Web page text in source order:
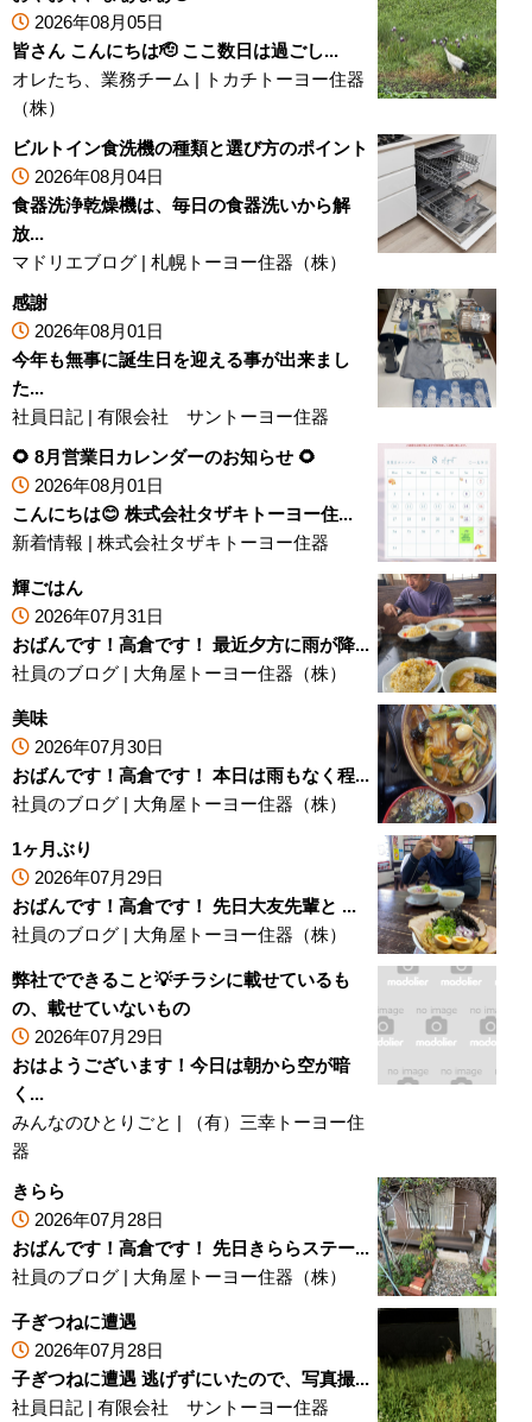
2026年08月05日
皆さん こんにちは🫡 ここ数日は過ごし...
オレたち、業務チーム | トカチトーヨー住器
（株）
ビルトイン食洗機の種類と選び方のポイント
2026年08月04日
食器洗浄乾燥機は、毎日の食器洗いから解
放...
マドリエブログ | 札幌トーヨー住器（株）
感謝
2026年08月01日
今年も無事に誕生日を迎える事が出来まし
た...
社員日記 | 有限会社 サントーヨー住器
🌻 8月営業日カレンダーのお知らせ 🌻
2026年08月01日
こんにちは😊 株式会社タザキトーヨー住...
新着情報 | 株式会社タザキトーヨー住器
輝ごはん
2026年07月31日
おばんです！高倉です！ 最近夕方に雨が降...
社員のブログ | 大角屋トーヨー住器（株）
美味
2026年07月30日
おばんです！高倉です！ 本日は雨もなく程...
社員のブログ | 大角屋トーヨー住器（株）
1ヶ月ぶり
2026年07月29日
おばんです！高倉です！ 先日大友先輩と ...
社員のブログ | 大角屋トーヨー住器（株）
弊社でできること💡チラシに載せているも
の、載せていないもの
2026年07月29日
おはようございます！今日は朝から空が暗
く...
みんなのひとりごと |
（有）三幸トーヨー住
器
きらら
2026年07月28日
おばんです！高倉です！ 先日きららステー...
社員のブログ | 大角屋トーヨー住器（株）
子ぎつねに遭遇
2026年07月28日
子ぎつねに遭遇 逃げずにいたので、写真撮...
社員日記 | 有限会社 サントーヨー住器